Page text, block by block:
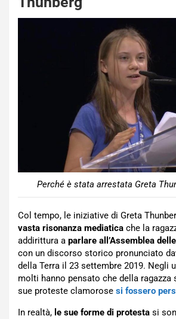
Perché è stata arrestata Greta
Col tempo, le iniziative di Greta
vasta risonanza mediatica che la
addirittura a parlare all’Assemblea
con un discorso storico pronunciato
della Terra il 23 settembre 2019. Negli
molti hanno pensato che della ragazza
sue proteste clamorose si fossero
In realtà, le sue forme di protesta si